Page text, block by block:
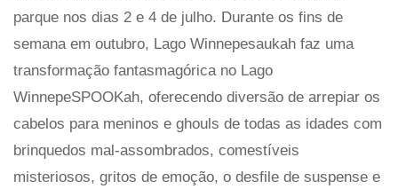
parque nos dias 2 e 4 de julho. Durante os fins de
semana em outubro, Lago Winnepesaukah faz uma
transformação fantasmagórica no Lago
WinnepeSPOOKah, oferecendo diversão de arrepiar os
cabelos para meninos e ghouls de todas as idades com
brinquedos mal-assombrados, comestíveis
misteriosos, gritos de emoção, o desfile de suspense e